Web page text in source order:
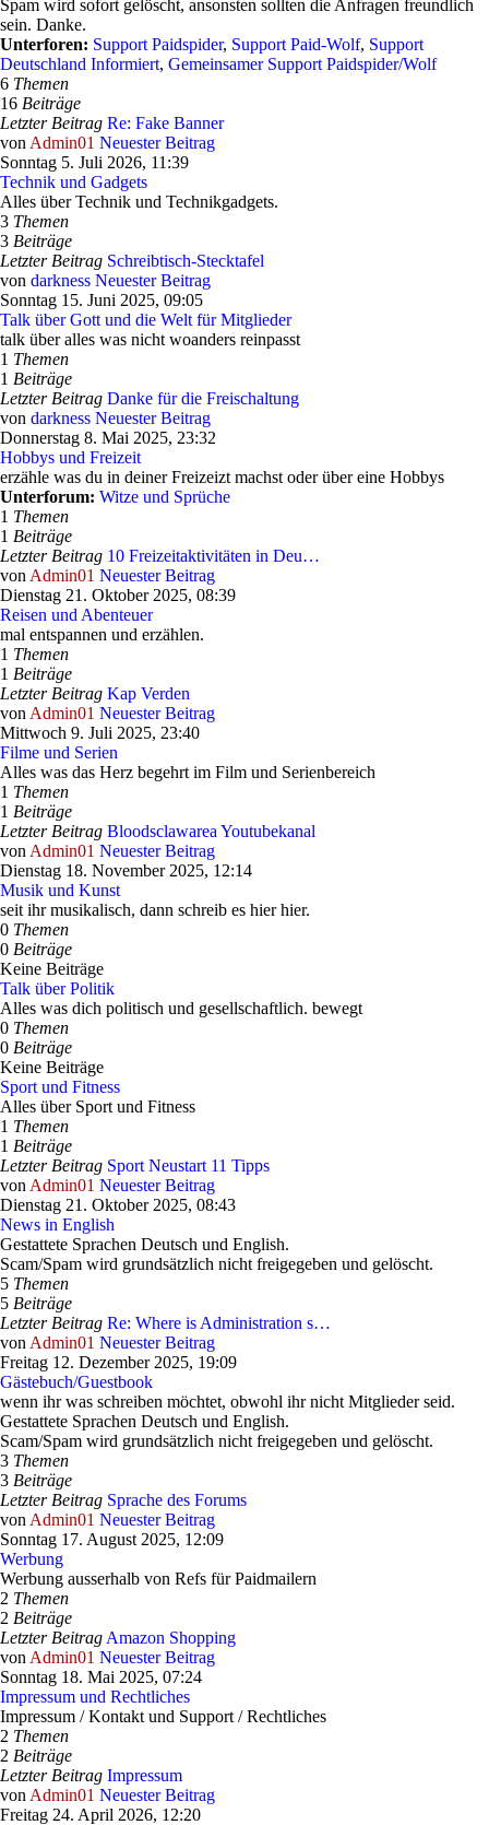
Spam wird sofort gelöscht, ansonsten sollten die Anfragen freundlich
sein. Danke.
Unterforen: Support Paidspider, Support Paid-Wolf, Support
Deutschland Informiert, Gemeinsamer Support Paidspider/Wolf
6 Themen
16 Beiträge
Letzter Beitrag Re: Fake Banner
von Admin01 Neuester Beitrag
Sonntag 5. Juli 2026, 11:39
Technik und Gadgets
Alles über Technik und Technikgadgets.
3 Themen
3 Beiträge
Letzter Beitrag Schreibtisch-Stecktafel
von darkness Neuester Beitrag
Sonntag 15. Juni 2025, 09:05
Talk über Gott und die Welt für Mitglieder
talk über alles was nicht woanders reinpasst
1 Themen
1 Beiträge
Letzter Beitrag Danke für die Freischaltung
von darkness Neuester Beitrag
Donnerstag 8. Mai 2025, 23:32
Hobbys und Freizeit
erzähle was du in deiner Freizeizt machst oder über eine Hobbys
Unterforum: Witze und Sprüche
1 Themen
1 Beiträge
Letzter Beitrag 10 Freizeitaktivitäten in Deu…
von Admin01 Neuester Beitrag
Dienstag 21. Oktober 2025, 08:39
Reisen und Abenteuer
mal entspannen und erzählen.
1 Themen
1 Beiträge
Letzter Beitrag Kap Verden
von Admin01 Neuester Beitrag
Mittwoch 9. Juli 2025, 23:40
Filme und Serien
Alles was das Herz begehrt im Film und Serienbereich
1 Themen
1 Beiträge
Letzter Beitrag Bloodsclawarea Youtubekanal
von Admin01 Neuester Beitrag
Dienstag 18. November 2025, 12:14
Musik und Kunst
seit ihr musikalisch, dann schreib es hier hier.
0 Themen
0 Beiträge
Keine Beiträge
Talk über Politik
Alles was dich politisch und gesellschaftlich. bewegt
0 Themen
0 Beiträge
Keine Beiträge
Sport und Fitness
Alles über Sport und Fitness
1 Themen
1 Beiträge
Letzter Beitrag Sport Neustart 11 Tipps
von Admin01 Neuester Beitrag
Dienstag 21. Oktober 2025, 08:43
News in English
Gestattete Sprachen Deutsch und English.
Scam/Spam wird grundsätzlich nicht freigegeben und gelöscht.
5 Themen
5 Beiträge
Letzter Beitrag Re: Where is Administration s…
von Admin01 Neuester Beitrag
Freitag 12. Dezember 2025, 19:09
Gästebuch/Guestbook
wenn ihr was schreiben möchtet, obwohl ihr nicht Mitglieder seid.
Gestattete Sprachen Deutsch und English.
Scam/Spam wird grundsätzlich nicht freigegeben und gelöscht.
3 Themen
3 Beiträge
Letzter Beitrag Sprache des Forums
von Admin01 Neuester Beitrag
Sonntag 17. August 2025, 12:09
Werbung
Werbung ausserhalb von Refs für Paidmailern
2 Themen
2 Beiträge
Letzter Beitrag Amazon Shopping
von Admin01 Neuester Beitrag
Sonntag 18. Mai 2025, 07:24
Impressum und Rechtliches
Impressum / Kontakt und Support / Rechtliches
2 Themen
2 Beiträge
Letzter Beitrag Impressum
von Admin01 Neuester Beitrag
Freitag 24. April 2026, 12:20